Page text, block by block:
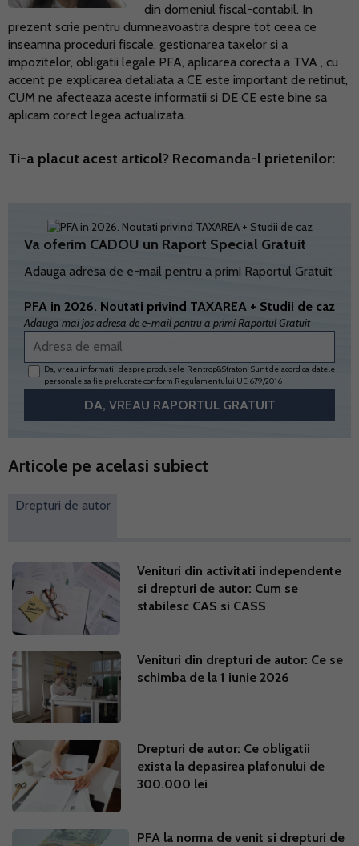
din domeniul fiscal-contabil. In
prezent scrie pentru dumneavoastra despre tot ceea ce
inseamna proceduri fiscale, gestionarea taxelor si a
impozitelor, obligatii legale PFA, aplicarea corecta a TVA , cu
accent pe explicarea detaliata a CE este important de retinut,
CUM ne afecteaza aceste informatii si DE CE este bine sa
aplicam corect legea actualizata.
Ti-a placut acest articol? Recomanda-l prietenilor:
Va oferim CADOU un Raport Special Gratuit
Adauga adresa de e-mail pentru a primi Raportul Gratuit
PFA in 2026. Noutati privind TAXAREA + Studii de caz
Adauga mai jos adresa de e-mail pentru a primi Raportul Gratuit
Da, vreau informatii despre produsele Rentrop&Straton. Sunt de acord ca datele
personale sa fie prelucrate conform Regulamentului UE 679/2016
Articole pe acelasi subiect
Drepturi de autor
Venituri din activitati independente
si drepturi de autor: Cum se
stabilesc CAS si CASS
Venituri din drepturi de autor: Ce se
schimba de la 1 iunie 2026
Drepturi de autor: Ce obligatii
exista la depasirea plafonului de
300.000 lei
PFA la norma de venit si drepturi de